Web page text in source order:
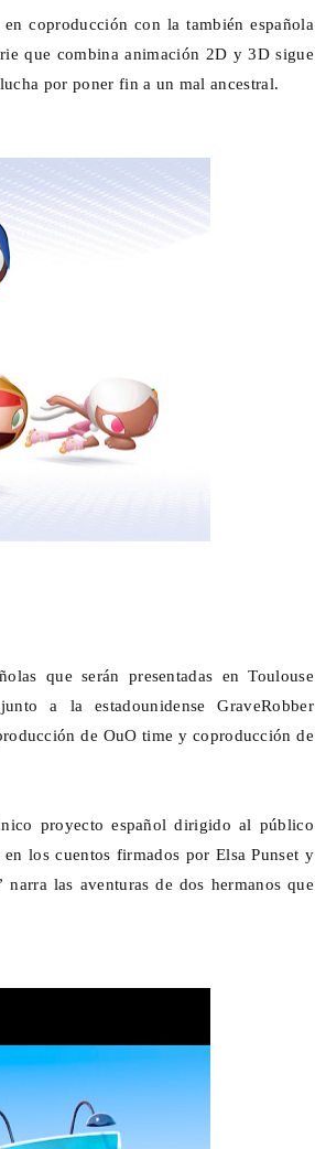
coproducción con la también española
que combina animación 2D y 3D sigue
por poner fin a un mal ancestral.
que serán presentadas en Toulouse
a la estadounidense GraveRobber
de OuO time y coproducción de
proyecto español dirigido al público
los cuentos firmados por Elsa Punset y
las aventuras de dos hermanos que
El MIDE y ProFuturo presentan La
inmersiva con Dessignare
Dic 01, 2025 0